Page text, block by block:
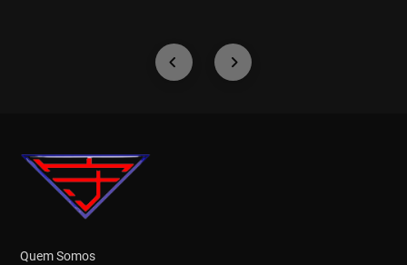
Quem Somos